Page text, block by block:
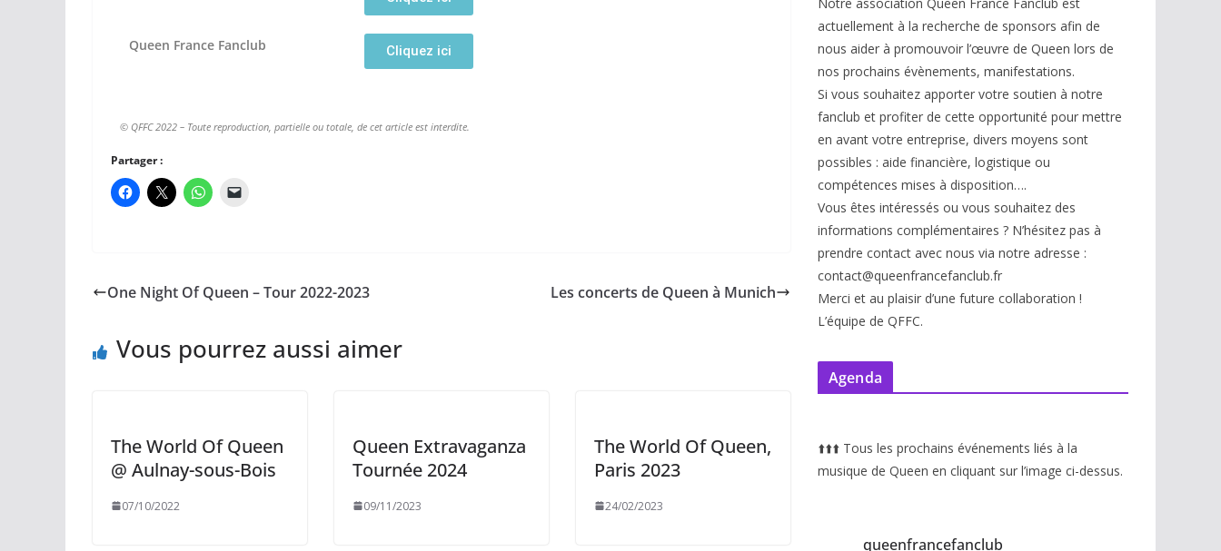
Queen France Fanclub Cliquez ici
© QFFC 2022 – Toute reproduction, partielle ou totale, de cet article est interdite.
Partager :
One Night Of Queen – Tour 2022-2023 Les concerts de Queen à Munich
Vous pourrez aussi aimer
The World Of Queen
@ Aulnay-sous-Bois
07/10/2022
Queen Extravaganza
Tournée 2024
09/11/2023
The World Of Queen,
Paris 2023
24/02/2023
Notre association Queen France Fanclub est
actuellement à la recherche de sponsors afin de
nous aider à promouvoir l’œuvre de Queen lors de
nos prochains évènements, manifestations.
Si vous souhaitez apporter votre soutien à notre
fanclub et profiter de cette opportunité pour mettre
en avant votre entreprise, divers moyens sont
possibles : aide financière, logistique ou
compétences mises à disposition….
Vous êtes intéressés ou vous souhaitez des
informations complémentaires ? N’hésitez pas à
prendre contact avec nous via notre adresse :
contact@queenfrancefanclub.fr
Merci et au plaisir d’une future collaboration !
L’équipe de QFFC.
Agenda
⬆️⬆️⬆️ Tous les prochains événements liés à la
musique de Queen en cliquant sur l’image ci-dessus.
queenfrancefanclub